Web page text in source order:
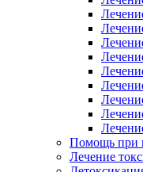
Помощь при
Лечение